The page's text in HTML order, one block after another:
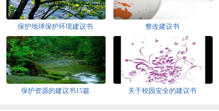
保护地球保护环境建议书 整改建议书
保护资源的建议书15篇 关于校园安全的建议书